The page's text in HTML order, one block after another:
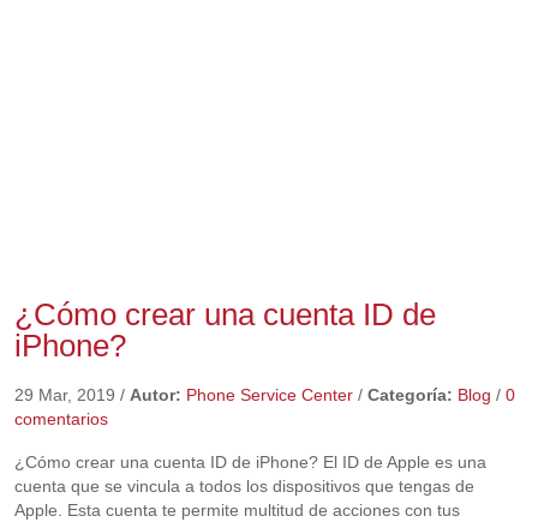
¿Cómo crear una cuenta ID de
iPhone?
29 Mar, 2019 / Autor: Phone Service Center/ Categoría: Blog / 0
comentarios
¿Cómo crear una cuenta ID de iPhone? El ID de Apple es una
cuenta que se vincula a todos los dispositivos que tengas de
Apple. Esta cuenta te permite multitud de acciones con tus